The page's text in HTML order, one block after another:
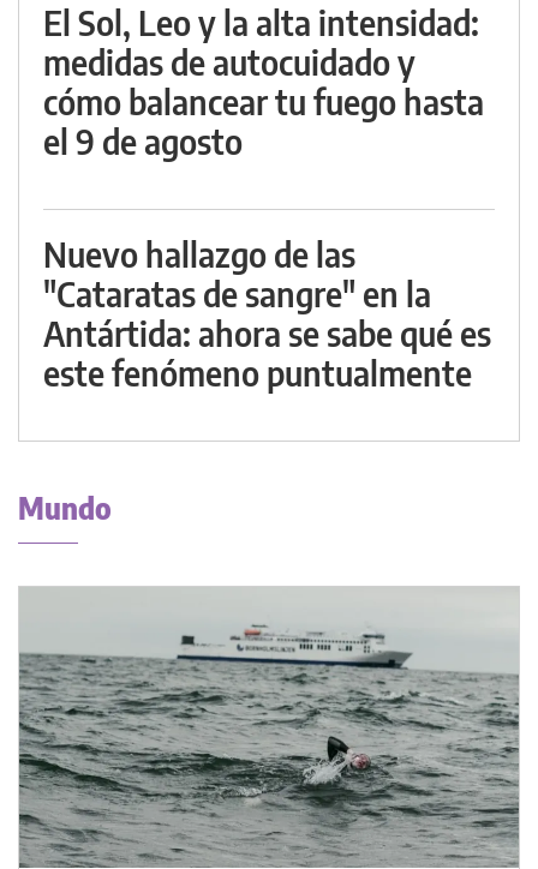
El Sol, Leo y la alta intensidad:
medidas de autocuidado y
cómo balancear tu fuego hasta
el 9 de agosto
Nuevo hallazgo de las
"Cataratas de sangre" en la
Antártida: ahora se sabe qué es
este fenómeno puntualmente
Mundo